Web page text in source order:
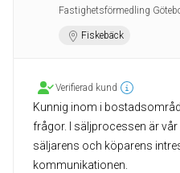
Fastighetsförmedling
Fiskebäck
Verifierad kund
Kunnig inom i
frågor. I säljprocessen är
säljarens och köparens
kommunikationen.